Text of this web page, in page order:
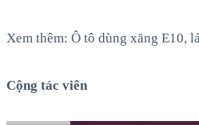
Xem thêm: Ô tô dùng xăng E10,
Cộng tác viên